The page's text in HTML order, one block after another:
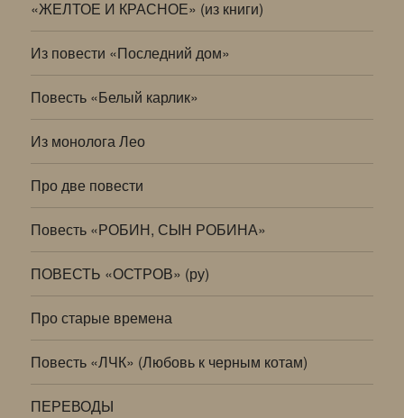
«ЖЕЛТОЕ И КРАСНОЕ» (из книги)
Из повести «Последний дом»
Повесть «Белый карлик»
Из монолога Лео
Про две повести
Повесть «РОБИН, СЫН РОБИНА»
ПОВЕСТЬ «ОСТРОВ» (ру)
Про старые времена
Повесть «ЛЧК» (Любовь к черным котам)
ПЕРЕВОДЫ